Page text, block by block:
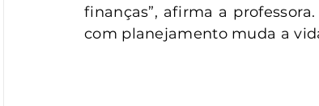
finanças”, afirma a
com planejamento muda a